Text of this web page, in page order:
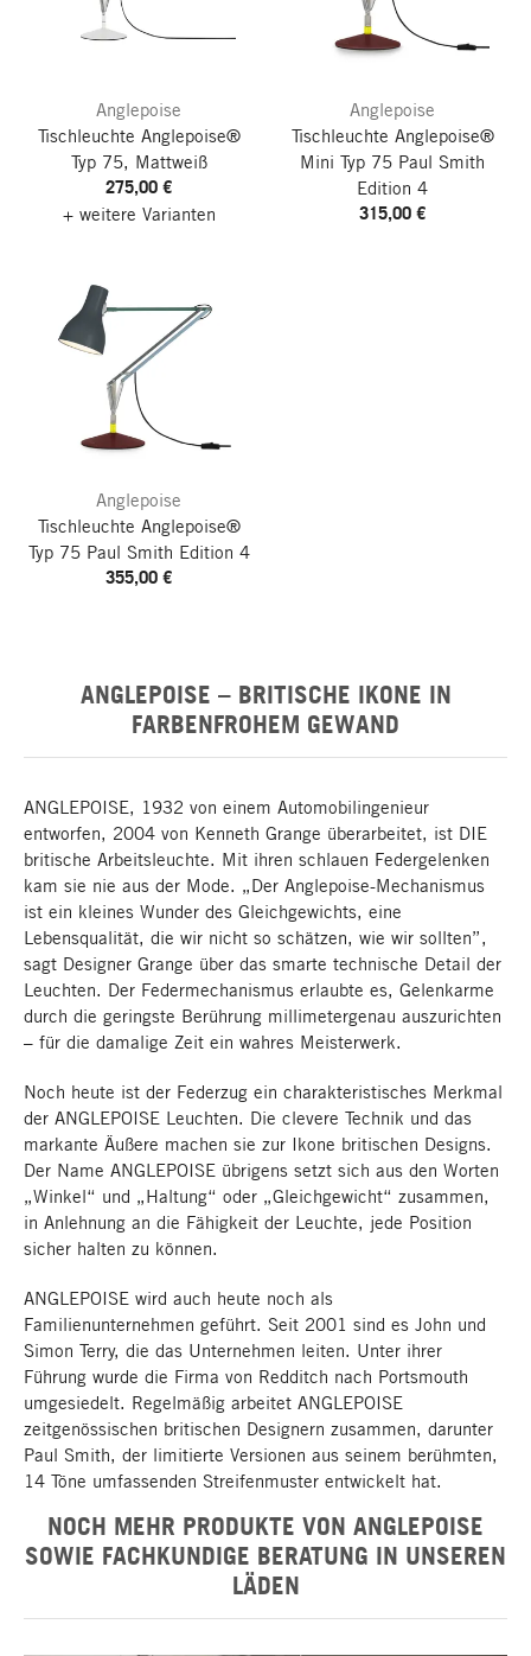
Anglepoise
Tischleuchte Anglepoise®
Typ 75, Mattweiß
275,00 €
+ weitere Varianten
Anglepoise
Tischleuchte Anglepoise®
Mini Typ 75 Paul Smith
Edition 4
315,00 €
Anglepoise
Tischleuchte Anglepoise®
Typ 75Paul Smith Edition 4
355,00 €
ANGLEPOISE – BRITISCHE IKONE IN
FARBENFROHEM GEWAND
ANGLEPOISE, 1932 von einem Automobilingenieur
entworfen, 2004 von Kenneth Grange überarbeitet, ist DIE
britische Arbeitsleuchte. Mit ihren schlauen Federgelenken
kam sie nie aus der Mode. „Der Anglepoise-Mechanismus
ist ein kleines Wunder des Gleichgewichts, eine
Lebensqualität, die wir nicht so schätzen, wie wir sollten”,
sagt Designer Grange über das smarte technische Detail der
Leuchten. Der Federmechanismus erlaubte es, Gelenkarme
durch die geringste Berührung millimetergenau auszurichten
– für die damalige Zeit ein wahres Meisterwerk.
Noch heute ist der Federzug ein charakteristisches Merkmal
der ANGLEPOISE Leuchten. Die clevere Technik und das
markante Äußere machen sie zur Ikone britischen Designs.
Der Name ANGLEPOISE übrigens setzt sich aus den Worten
„Winkel“ und „Haltung“ oder „Gleichgewicht“ zusammen,
in Anlehnung an die Fähigkeit der Leuchte, jede Position
sicher halten zu können.
ANGLEPOISE wird auch heute noch als
Familienunternehmen geführt. Seit 2001 sind es John und
Simon Terry, die das Unternehmen leiten. Unter ihrer
Führung wurde die Firma von Redditch nach Portsmouth
umgesiedelt. Regelmäßig arbeitet ANGLEPOISE
zeitgenössischen britischen Designern zusammen, darunter
Paul Smith, der limitierte Versionen aus seinem berühmten,
14 Töne umfassenden Streifenmuster entwickelt hat.
NOCH MEHR PRODUKTE VON ANGLEPOISE
SOWIE FACHKUNDIGE BERATUNG IN UNSEREN
LÄDEN